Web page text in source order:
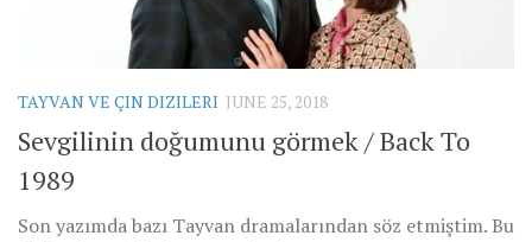
TAYVAN VE ÇIN DIZILERI JUNE 25, 2018
Sevgilinin doğumunu görmek / Back To
1989
Son yazımda bazı Tayvan dramalarından söz etmiştim. Bu